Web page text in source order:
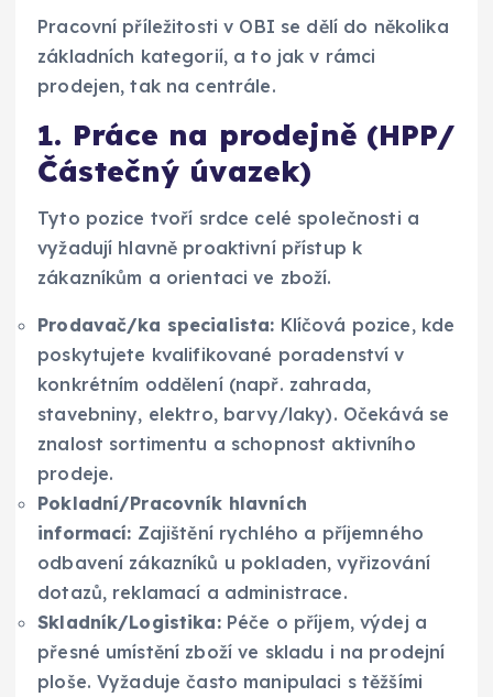
Pracovní příležitosti v OBI se dělí do několika
základních kategorií, a to jak v rámci
prodejen, tak na centrále.
1. Práce na prodejně (HPP/
Částečný úvazek)
Tyto pozice tvoří srdce celé společnosti a
vyžadují hlavně proaktivní přístup k
zákazníkům a orientaci ve zboží.
Prodavač/ka specialista: Klíčová pozice, kde
poskytujete kvalifikované poradenství v
konkrétním oddělení (např. zahrada,
stavebniny, elektro, barvy/laky). Očekává se
znalost sortimentu a schopnost aktivního
prodeje.
Pokladní/Pracovník hlavních
informací: Zajištění rychlého a příjemného
odbavení zákazníků u pokladen, vyřizování
dotazů, reklamací a administrace.
Skladník/Logistika:Péče o příjem, výdej a
přesné umístění zboží ve skladu i na prodejní
ploše. Vyžaduje často manipulaci s těžšími